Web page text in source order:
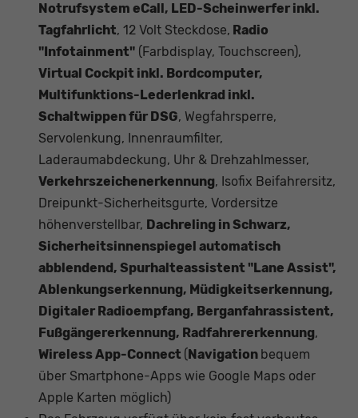
Notrufsystem eCall, LED-Scheinwerfer inkl.
Tagfahrlicht, 12 Volt Steckdose, Radio
"Infotainment" (Farbdisplay, Touchscreen),
Virtual Cockpit inkl. Bordcomputer,
Multifunktions-Lederlenkrad inkl.
Schaltwippen für DSG, Wegfahrsperre,
Servolenkung, Innenraumfilter,
Laderaumabdeckung, Uhr & Drehzahlmesser,
Verkehrszeichenerkennung, Isofix Beifahrersitz,
Dreipunkt-Sicherheitsgurte, Vordersitze
höhenverstellbar, Dachreling in Schwarz,
Sicherheitsinnenspiegel automatisch
abblendend, Spurhalteassistent "Lane Assist",
Ablenkungserkennung, Müdigkeitserkennung,
Digitaler Radioempfang, Berganfahrassistent,
Fußgängererkennung, Radfahrererkennung,
Wireless App-Connect ( Navigation bequem
über Smartphone-Apps wie Google Maps oder
Apple Karten möglich)